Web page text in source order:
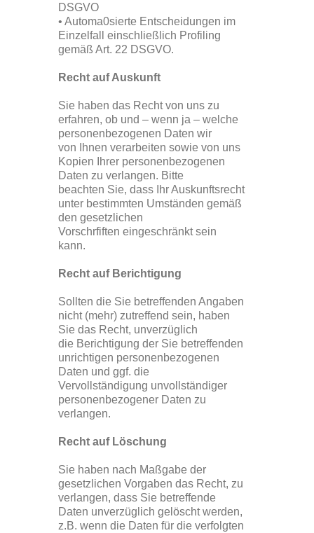
DSGVO
• Automa0sierte Entscheidungen im
Einzelfall einschließlich Profiling
gemäß Art. 22 DSGVO.
Recht auf Auskunft
Sie haben das Recht von uns zu
erfahren, ob und – wenn ja – welche
personenbezogenen Daten wir
von Ihnen verarbeiten sowie von uns
Kopien Ihrer personenbezogenen
Daten zu verlangen. Bitte
beachten Sie, dass Ihr Auskunftsrecht
unter bestimmten Umständen gemäß
den gesetzlichen
Vorschrfiften eingeschränkt sein
kann.
Recht auf Berichtigung
Sollten die Sie betreffenden Angaben
nicht (mehr) zutreffend sein, haben
Sie das Recht, unverzüglich
die Berichtigung der Sie betreffenden
unrichtigen personenbezogenen
Daten und ggf. die
Vervollständigung unvollständiger
personenbezogener Daten zu
verlangen.
Recht auf Löschung
Sie haben nach Maßgabe der
gesetzlichen Vorgaben das Recht, zu
verlangen, dass Sie betreffende
Daten unverzüglich gelöscht werden,
z.B. wenn die Daten für die verfolgten